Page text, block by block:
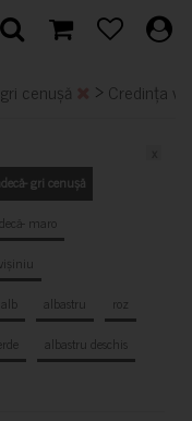
cenușă > Credința
gri cenușă
maro
alb albastru
roz
albastru deschis